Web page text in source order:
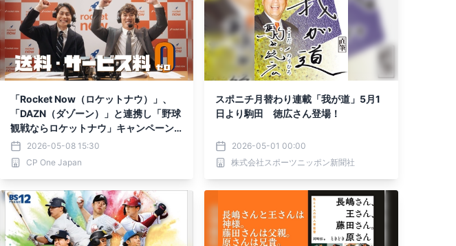
「Rocket Now（ロケットナウ）」、
「DAZN（ダゾーン）」と連携し「野球
観戦ならロケットナウ」キャンペーン
を実施2026-05-08 15:30
CP One Japan
スポニチ月替わり連載「我が道」5月1
日より駒田 徳広さん登場！
2026-05-01 00:00
株式会社スポーツニッポン新聞社